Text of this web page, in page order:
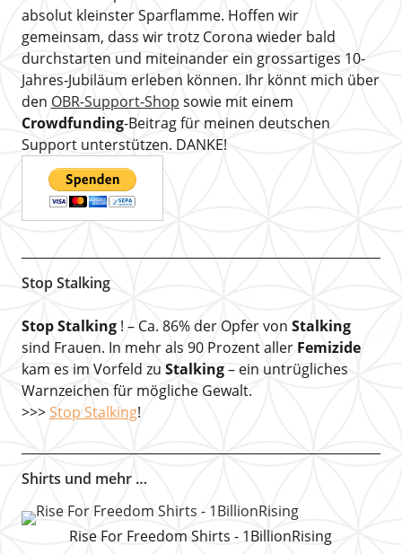
absolut kleinster Sparflamme. Hoffen wir
gemeinsam, dass wir trotz Corona wieder bald
durchstarten und miteinander ein grossartiges 10-
Jahres-Jubiläum erleben können. Ihr könnt mich über
den OBR-Support-Shop sowie mit einem
Crowdfunding-Beitrag für meinen deutschen
Support unterstützen. DANKE!
Stop Stalking
Stop Stalking! – Ca. 86% der Opfer von Stalking
sind Frauen. In mehr als 90 Prozent aller Femizide
kam es im Vorfeld zu Stalking– ein untrügliches
Warnzeichen für mögliche Gewalt.
>>> Stop Stalking!
Shirts und mehr …
Rise For Freedom Shirts - 1BillionRising